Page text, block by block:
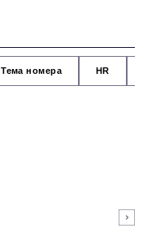
Тема номера HR